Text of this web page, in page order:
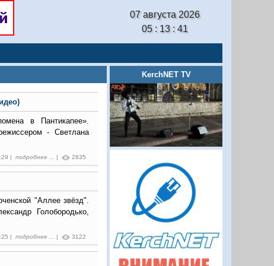
07 августа 2026
05 : 13 : 42
в Пантикапее».
- Светлана
| подробнее ... | 2835
"Аллее звёзд".
Голобородько,
| подробнее ... | 3122
KerchNET TV